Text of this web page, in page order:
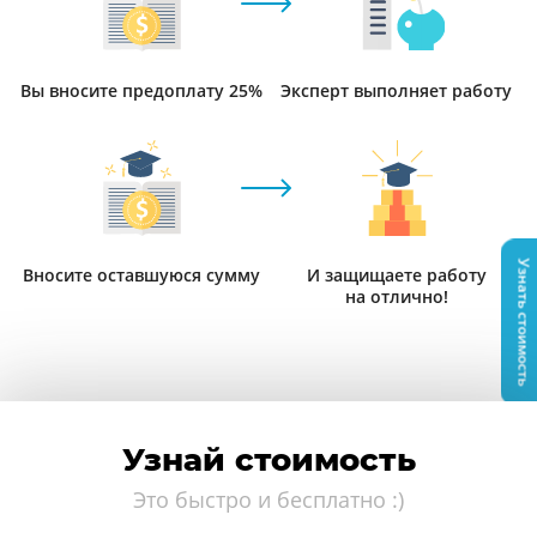
Вы вносите предоплату 25% Эксперт выполняет работу
Вносите оставшуюся сумму
И защищаете работу
на отлично!
Узнай стоимость
Это быстро и бесплатно :)
Узнать стоимость